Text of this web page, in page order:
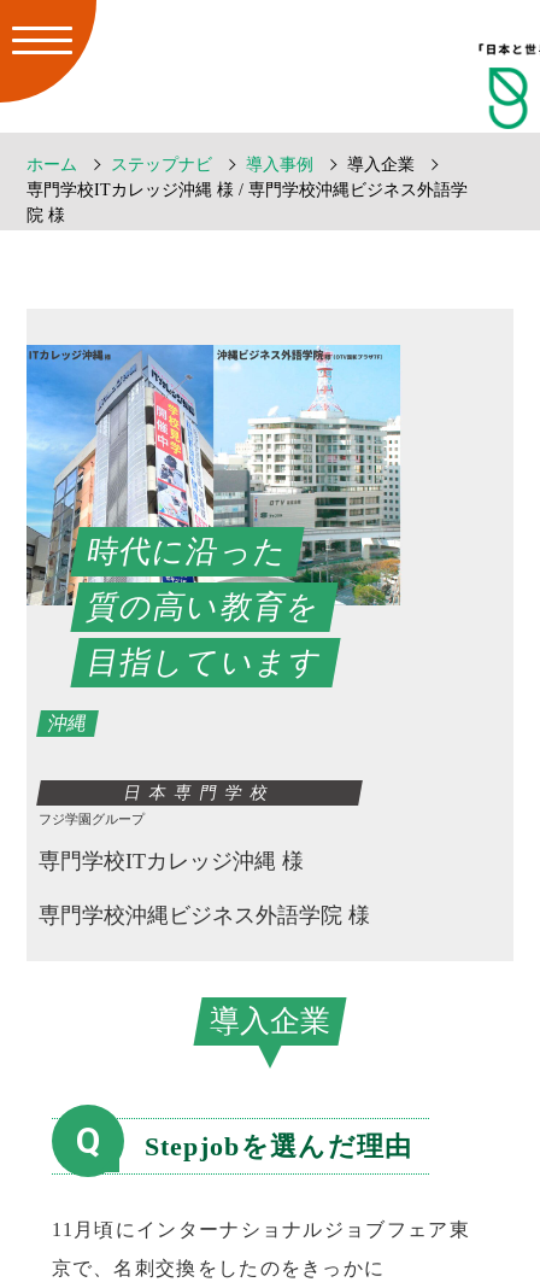
ホーム ステップナビ 導入事例
導入企業
専門学校ITカレッジ沖縄 様 / 専門学校沖縄ビジネス外語学
院 様
時代に沿った
質の高い教育を
目指しています
沖縄
日本専門学校
フジ学園グループ
専門学校ITカレッジ沖縄 様
専門学校沖縄ビジネス外語学院 様
導入企業
Q Stepjobを選んだ理由
11月頃にインターナショナルジョブフェア東
京で、名刺交換をしたのをきっかに